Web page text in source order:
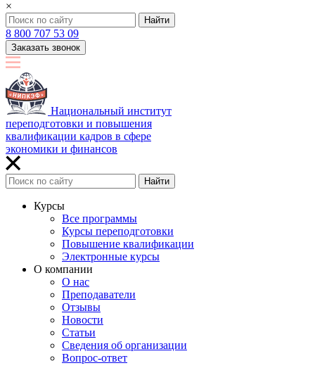
×
Найти
8 800 707 53 09
Заказать звонок
Национальный институт
переподготовки и повышения
квалификации кадров в сфере
экономики и финансов
Найти
Курсы
Все программы
Курсы переподготовки
Повышение квалификации
Электронные курсы
О компании
О нас
Преподаватели
Отзывы
Новости
Статьи
Сведения об организации
Вопрос-ответ